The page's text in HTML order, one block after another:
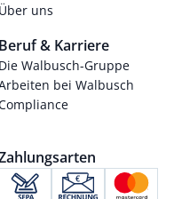
Über uns
Beruf & Karriere
Die Walbusch-Gruppe
bei Walbusch